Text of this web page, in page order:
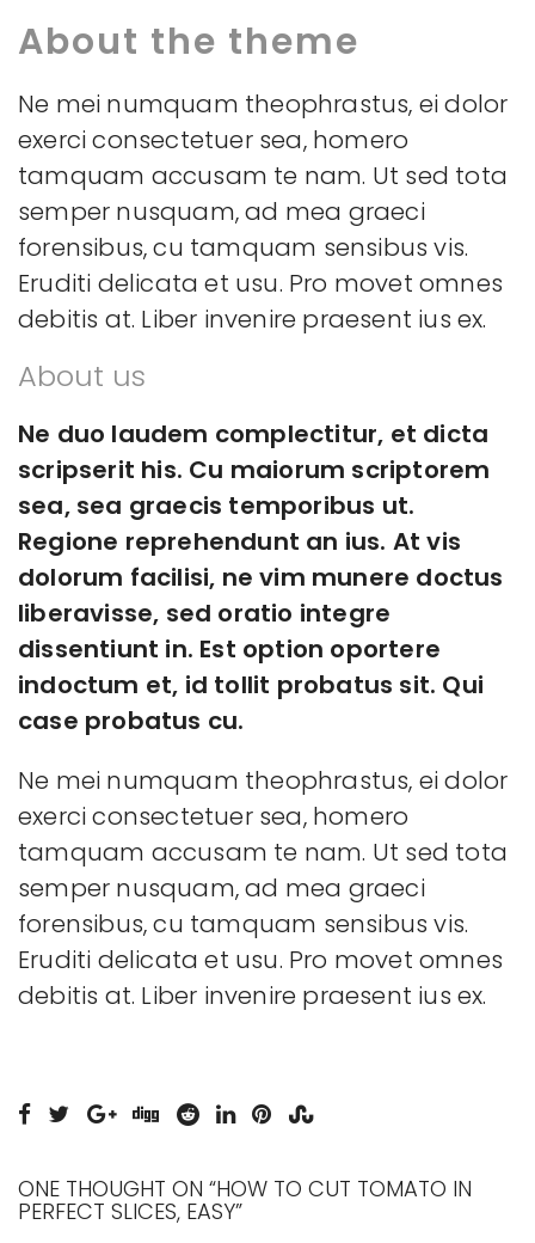
About the theme
Ne mei numquam theophrastus, ei dolor
exerci consectetuer sea, homero
tamquam accusam te nam. Ut sed tota
semper nusquam, ad mea graeci
forensibus, cu tamquam sensibus vis.
Eruditi delicata et usu. Pro movet omnes
debitis at. Liber invenire praesent ius ex.
About us
Ne duo laudem complectitur, et dicta
scripserit his. Cu maiorum scriptorem
sea, sea graecis temporibus ut.
Regione reprehendunt an ius. At vis
dolorum facilisi, ne vim munere doctus
liberavisse, sed oratio integre
dissentiunt in. Est option oportere
indoctum et, id tollit probatus sit. Qui
case probatus cu.
Ne mei numquam theophrastus, ei dolor
exerci consectetuer sea, homero
tamquam accusam te nam. Ut sed tota
semper nusquam, ad mea graeci
forensibus, cu tamquam sensibus vis.
Eruditi delicata et usu. Pro movet omnes
debitis at. Liber invenire praesent ius ex.
ONE THOUGHT ON “HOW TO CUT TOMATO IN
PERFECT SLICES, EASY”